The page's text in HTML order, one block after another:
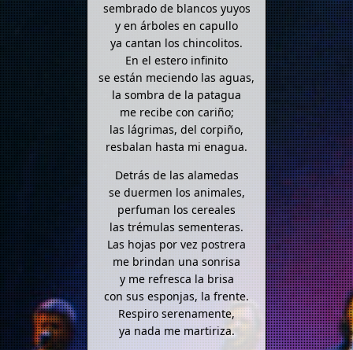
sembrado de blancos yuyos
y en árboles en capullo
ya cantan los chincolitos.
En el estero infinito
se están meciendo las aguas,
la sombra de la patagua
me recibe con cariño;
las lágrimas, del corpiño,
resbalan hasta mi enagua.
Detrás de las alamedas
se duermen los animales,
perfuman los cereales
las trémulas sementeras.
Las hojas por vez postrera
me brindan una sonrisa
y me refresca la brisa
con sus esponjas, la frente.
Respiro serenamente,
ya nada me martiriza.